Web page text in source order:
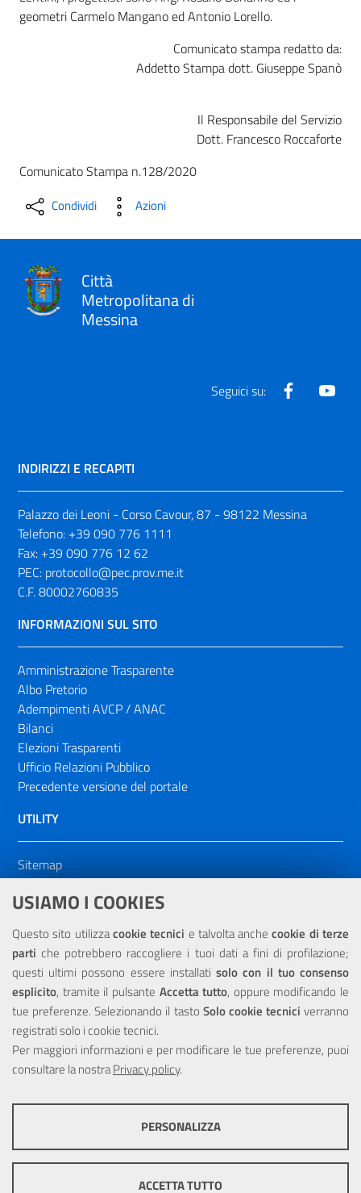
USIAMO I COOKIES
Questo sito utilizzacookie tecnici e talvolta anchecookie di terze
parti che potrebbero raccogliere i tuoi dati a fini di profilazione;
questi ultimi possono essere installatisolo con il tuo consenso
esplicito, tramite il pulsante Accetta tutto, oppure modificando le
tue preferenze. Selezionando il tasto Solo cookie tecnici verranno
registrati solo i cookie tecnici.
Per maggiori informazioni e per modificare le tue preferenze, puoi
consultare la nostraPrivacy policy.
ottimale per ogni utente. Essi non raccolgono i tuoi dati e le tue
PERSONALIZZA
ACCETTA TUTTO
geometri Carmelo Mangano ed Antonio Lorello.
Comunicato stampa redatto da:
Addetto Stampa dott. Giuseppe Spanò
Il Responsabile del Servizio
Dott. Francesco Roccaforte
Comunicato Stampa n.128/2020
Condividi Azioni
Città
Metropolitana di
Messina
Seguici su: Facebook
INDIRIZZI E RECAPITI
Palazzo dei Leoni - Corso Cavour, 87 - 98122 Messina
Telefono: +39 090 776 1111
Fax: +39 090 776 12 62
PEC: protocollo@pec.prov.me.it
C.F. 80002760835
INFORMAZIONI SUL SITO
Amministrazione Trasparente
Albo Pretorio
Adempimenti AVCP / ANAC
Bilanci
Elezioni Trasparenti
Ufficio Relazioni Pubblico
Precedente versione del portale
UTILITY
Sitemap
Dichiarazione di accessibilità
NOTE LEGALI
Privacy
Portale realizzato con la partecipazione finanziaria dell'Unione
Europea tramite i fondi del POR Sicilia 2000/2006 Misura 6.05 -